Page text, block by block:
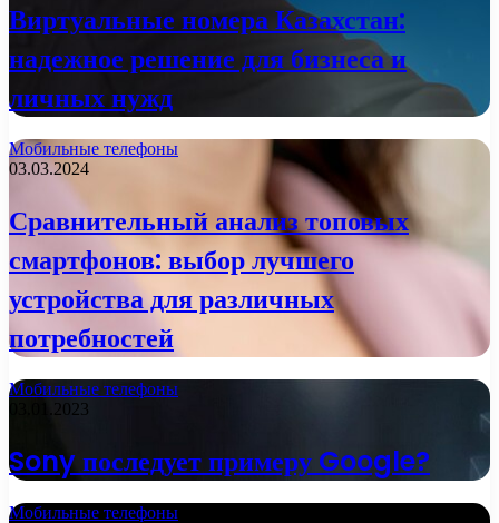
Виртуальные номера Казахстан:
надежное решение для бизнеса и
личных нужд
Мобильные телефоны
03.03.2024
Сравнительный анализ топовых
смартфонов: выбор лучшего
устройства для различных
потребностей
Мобильные телефоны
03.01.2023
Sony последует примеру Google?
Мобильные телефоны